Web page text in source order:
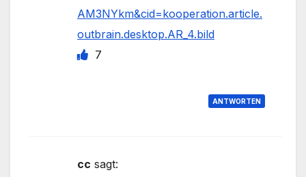
AM3NYkm&cid=kooperation.article.
outbrain.desktop.AR_4.bild
7
ANTWORTEN
cc sagt: